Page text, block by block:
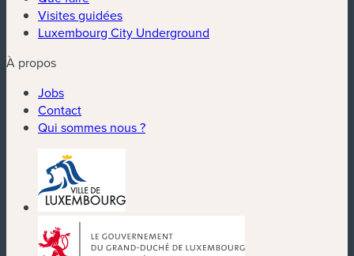
Visites guidées
Luxembourg City Underground
À propos
Jobs
Contact
Qui sommes nous ?